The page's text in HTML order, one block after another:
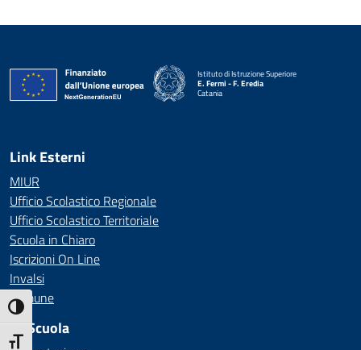
Attiva/disattiva alto contrasto
Attiva/disattiva dimensione testo
Istituto di Istruzione Superiore
E. Fermi - F. Eredia
Catania
Link Esterni
MIUR
Ufficio Scolastico Regionale
Ufficio Scolastico Territoriale
Scuola in Chiaro
Iscrizioni On Line
Invalsi
Comune
La Scuola